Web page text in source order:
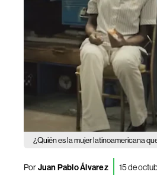
¿Quién es la mujer latinoamericana
PorJuan Pablo Álvarez 15 de